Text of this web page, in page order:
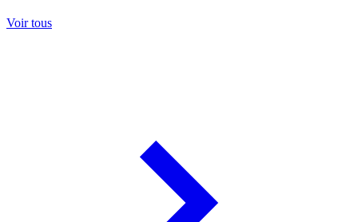
Voir tous